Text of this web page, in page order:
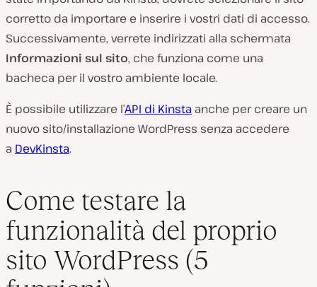
corretto da importare e inserire i vostri dati di accesso.
Successivamente, verrete indirizzati alla schermata
Informazioni sul sito, che funziona come una
bacheca per il vostro ambiente locale.
È possibile utilizzare l’API di Kinsta anche per creare un
nuovo sito/installazione WordPress senza accedere
a DevKinsta.
Come testare la
funzionalità del proprio
sito WordPress (5